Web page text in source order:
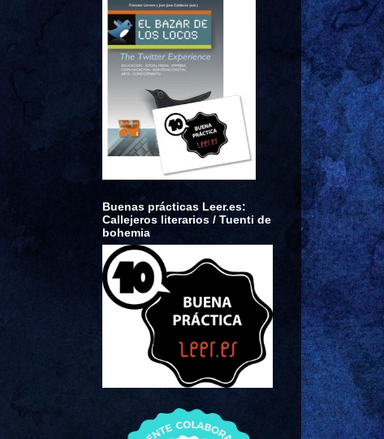
Buenas prácticas Leer.es:
Callejeros literarios / Tuenti de
bohemia